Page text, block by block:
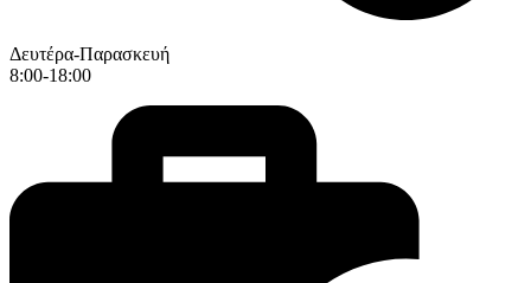
Δευτέρα-Παρασκευή
8:00-18:00